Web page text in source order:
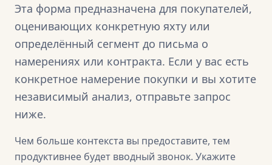
Эта форма предназначена для покупателей,
оценивающих конкретную яхту или
определённый сегмент до письма о
намерениях или контракта. Если у вас есть
конкретное намерение покупки и вы хотите
независимый анализ, отправьте запрос
ниже.
Чем больше контекста вы предоставите, тем
продуктивнее будет вводный звонок. Укажите